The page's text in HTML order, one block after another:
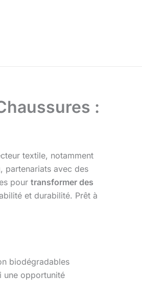
:
textile, notamment
, partenariats avec des
pour transformer des
et durabilité. Prêt à
biodégradables
une opportunité